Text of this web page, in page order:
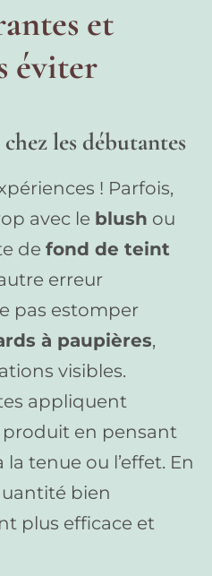
et
éviter
les débutantes
! Parfois,
avec le blush ou
de fond de teint
erreur
pas estomper
à paupières,
visibles.
appliquent
en pensant
tenue ou l’effet. En
bien
plus efficace et